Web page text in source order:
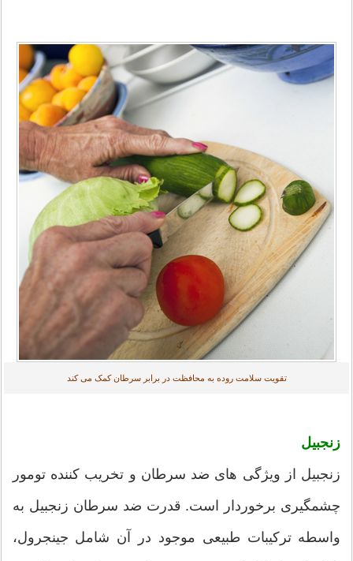
تقویت سلامت روده به محافظت در برابر سرطان کمک می کند
زنجبیل
زنجبیل از ویژگی های ضد سرطان و تخریب کننده تومور
چشمگیری برخوردار است. قدرت ضد سرطان زنجبیل به
واسطه ترکیبات طبیعی موجود در آن شامل جینجرول،